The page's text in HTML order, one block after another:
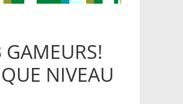
GAMEURS!
NIVEAU